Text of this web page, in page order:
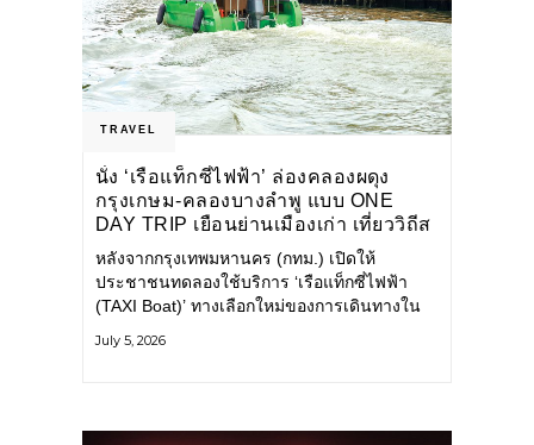
TRAVEL
นั่ง ‘เรือแท็กซี่ไฟฟ้า’ ล่องคลองผดุง
กรุงเกษม-คลองบางลำพู แบบ ONE
DAY TRIP เยือนย่านเมืองเก่า เที่ยววิถีส
โลว์ไลฟ์แบบรักษ์โลก
หลังจากกรุงเทพมหานคร (กทม.) เปิดให้
ประชาชนทดลองใช้บริการ ‘เรือแท็กซี่ไฟฟ้า
(TAXI Boat)’ ทางเลือกใหม่ของการเดินทางใน
แวดล้อม ผ่านแอปพลิเคชัน MuvMi (มูฟมี)
July 5, 2026